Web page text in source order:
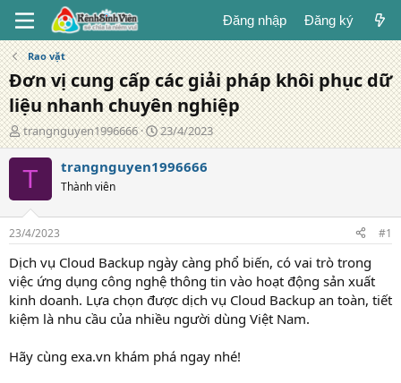
Đăng nhập Đăng ký
Rao vặt
Đơn vị cung cấp các giải pháp khôi phục dữ
liệu nhanh chuyên nghiệp
T
á
c
g
ả
trangnguyen1996666
N
g
à
g
23/4/2023
T trangnguyen1996666
Thành viên
23/4/2023 #1
Dịch vụ Cloud Backup ngày càng phổ biến, có vai trò trong
việc ứng dụng công nghệ thông tin vào hoạt động sản xuất
kinh doanh. Lựa chọn được dịch vụ Cloud Backup an toàn, tiết
kiệm là nhu cầu của nhiều người dùng Việt Nam.
Hãy cùng exa.vn khám phá ngay nhé!